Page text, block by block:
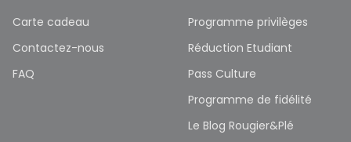
Carte cadeau
Contactez-nous
FAQ
Programme privilèges
Réduction Etudiant
Pass Culture
Programme de fidélité
Le Blog Rougier&Plé